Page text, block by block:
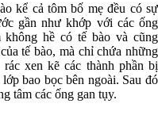
kể cả tôm bố mẹ đều có sự
gần như khớp với các ống
không hề có tế bào và cũng
tế bào, mà chỉ chứa những
xen kẽ các thành phần bị
bao bọc bên ngoài. Sau đó
tâm các ống gan tụy.